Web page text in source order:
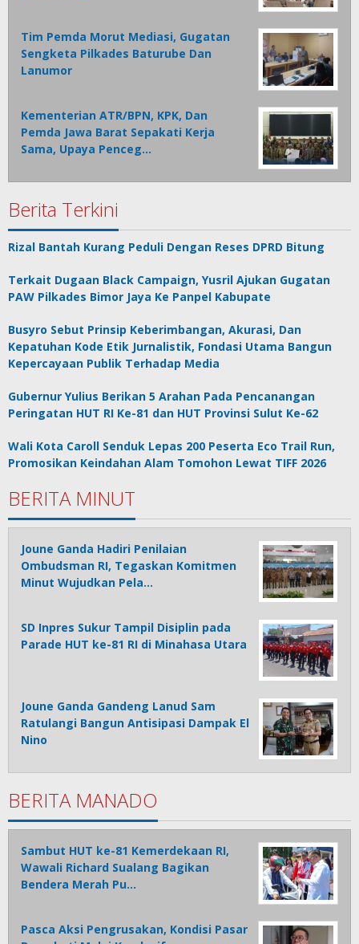
Tim Pemda Morut Mediasi, Gugatan
Sengketa Pilkades Baturube Dan
Lanumor
Kementerian ATR/BPN, KPK, Dan
Pemda Jawa Barat Sepakati Kerja
Sama, Upaya Penceg…
Berita Terkini
Rizal Bantah Kurang Peduli Dengan Reses DPRD Bitung
Terkait Dugaan Black Campaign, Yusril Ajukan Gugatan
PAW Pilkades Bimor Jaya Ke Panpel Kabupate
Busyro Sebut Prinsip Keberimbangan, Akurasi, Dan
Kepatuhan Kode Etik Jurnalistik, Fondasi Utama Bangun
Kepercayaan Publik Terhadap Media
Gubernur Yulius Berikan 5 Arahan Pada Pencanangan
Peringatan HUT RI Ke-81 dan HUT Provinsi Sulut Ke-62
Wali Kota Caroll Senduk Lepas 200 Peserta Eco Trail Run,
Promosikan Keindahan Alam Tomohon Lewat TIFF 2026
BERITA MINUT
Joune Ganda Hadiri Penilaian
Ombudsman RI, Tegaskan Komitmen
Minut Wujudkan Pela…
SD Inpres Sukur Tampil Disiplin pada
Parade HUT ke-81 RI di Minahasa Utara
Joune Ganda Gandeng Lanud Sam
Ratulangi Bangun Antisipasi Dampak El
Nino
BERITA MANADO
Sambut HUT ke-81 Kemerdekaan RI,
Wawali Richard Sualang Bagikan
Bendera Merah Pu…
Pasca Aksi Pengrusakan, Kondisi Pasar